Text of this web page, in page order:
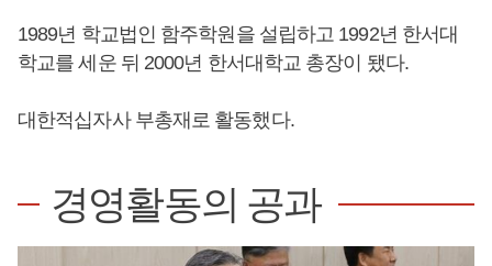
1989년 학교법인 함주학원을 설립하고 1992년 한서대
학교를 세운 뒤 2000년 한서대학교 총장이 됐다.
대한적십자사 부총재로 활동했다.
경영활동의 공과